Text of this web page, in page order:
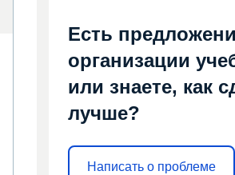
Есть
организации
или знаете, как
лучше?
Написать о проблеме